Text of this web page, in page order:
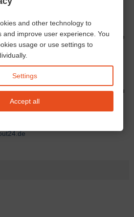
poate cere despăgubiri.
de către proprietar, dar trebuie
mută.
întocmește un proces verbal de
care conține toate defecțiunile pentru
and other technology to
and improve user experience. You
usage or use settings to
Settings
Accept all